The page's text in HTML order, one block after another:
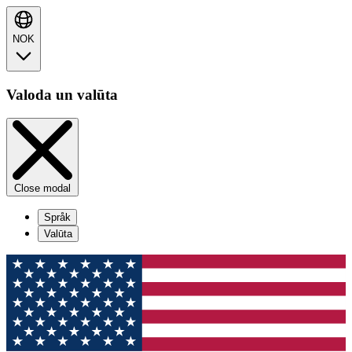
NOK
Valoda un valūta
Close modal
Språk
Valūta